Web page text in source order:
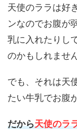
天使のララは好
ンなのでお腹が
乳に入れたりし
のかもしれません
でも、それは天
たい牛乳でお腹
だから天使のラ